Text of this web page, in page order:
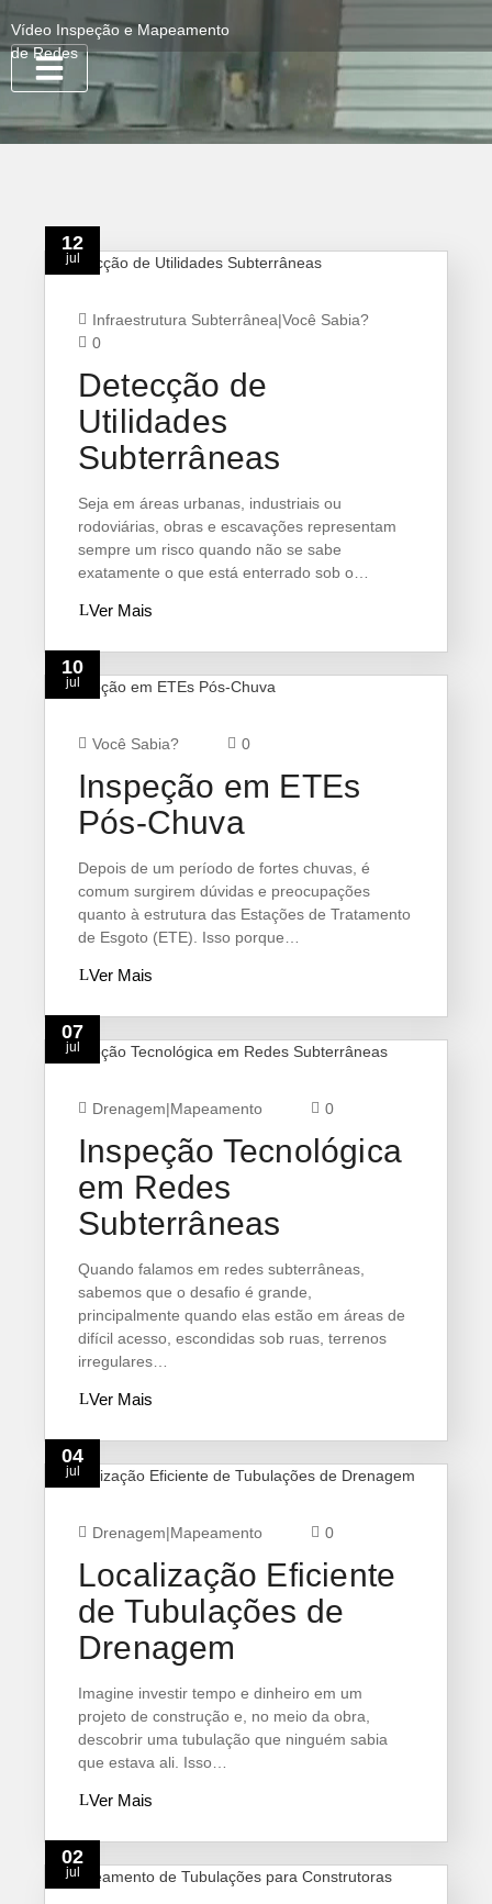
Vídeo Inspeção e Mapeamento
de Redes
12
jul
Infraestrutura Subterrânea|Você Sabia?
0
Detecção de
Utilidades
Subterrâneas
Seja em áreas urbanas, industriais ou
rodoviárias, obras e escavações representam
sempre um risco quando não se sabe
exatamente o que está enterrado sob o…
Ver Mais
10
jul
Você Sabia? 0
Inspeção em ETEs
Pós-Chuva
Depois de um período de fortes chuvas, é
comum surgirem dúvidas e preocupações
quanto à estrutura das Estações de Tratamento
de Esgoto (ETE). Isso porque…
Ver Mais
07
jul
Drenagem|Mapeamento 0
Inspeção Tecnológica
em Redes
Subterrâneas
Quando falamos em redes subterrâneas,
sabemos que o desafio é grande,
principalmente quando elas estão em áreas de
difícil acesso, escondidas sob ruas, terrenos
irregulares…
Ver Mais
04
jul
Drenagem|Mapeamento 0
Localização Eficiente
de Tubulações de
Drenagem
Imagine investir tempo e dinheiro em um
projeto de construção e, no meio da obra,
descobrir uma tubulação que ninguém sabia
que estava ali. Isso…
Ver Mais
02
jul